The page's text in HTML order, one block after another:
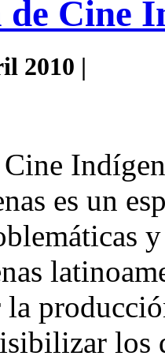
Cine
2010 |
es un
la
los